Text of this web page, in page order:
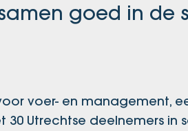
goed in de
voer- en management,
Utrechtse deelnemers in